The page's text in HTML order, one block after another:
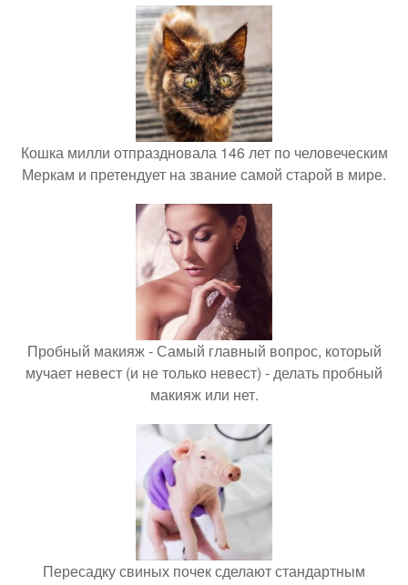
Кошка милли отпраздновала 146 лет по человеческим
Меркам и претендует на звание самой старой в мире.
Пробный макияж - Самый главный вопрос, который
мучает невест (и не только невест) - делать пробный
макияж или нет.
Пересадку свиных почек сделают стандартным